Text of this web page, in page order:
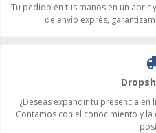
¡Tu pedido en tus manos en un
de envío exprés,
¿Deseas expandir tu presencia en
Contamos con el conocimiento y